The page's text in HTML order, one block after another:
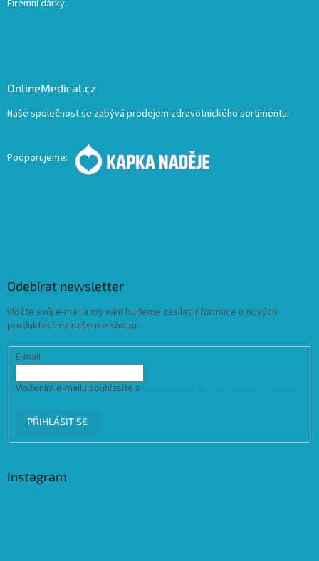
Firemní dárky
OnlineMedical.cz
Naše společnost se zabývá prodejem zdravotnického sortimentu.
Podporujeme:
Odebírat newsletter
Vložte svůj e-mail a my vám budeme zasílat informace o nových
produktech na našem e-shopu.
E-mail
Vložením e-mailu souhlasíte s
PŘIHLÁSIT SE
Instagram